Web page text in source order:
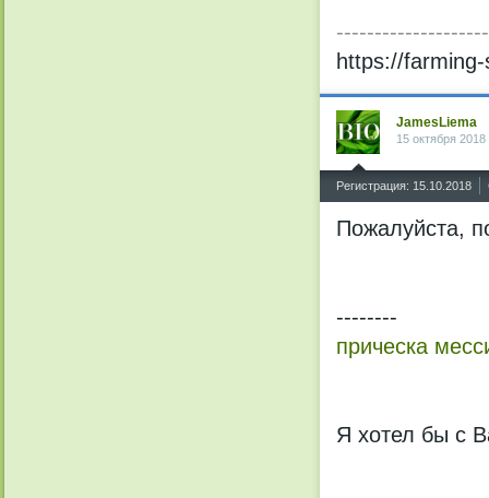
--------------------
https://
JamesLiema
15 октября 2018
Регистрация: 15.10.2018
Пожалуйста,
--------
прическа
Я хотел бы с